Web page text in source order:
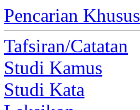
Pencarian Khusus
Tafsiran/Catatan
Studi Kamus
Studi Kata